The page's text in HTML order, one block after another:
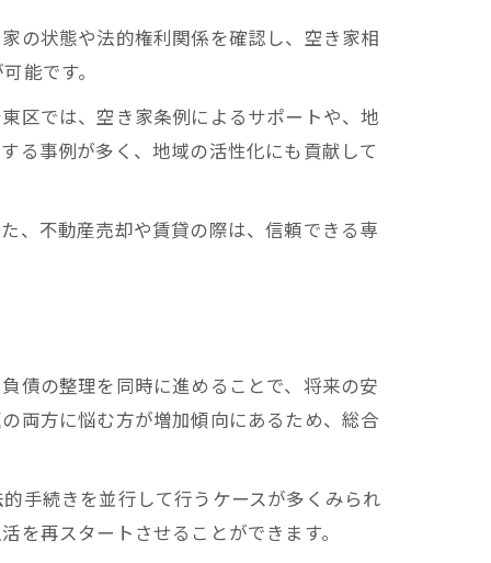
の状態や法的権利関係を確認し、空き家相
能です。
区では、空き家条例によるサポートや、地
る事例が多く、地域の活性化にも貢献して
、不動産売却や賃貸の際は、信頼できる専
債の整理を同時に進めることで、将来の安
両方に悩む方が増加傾向にあるため、総合
手続きを並行して行うケースが多くみられ
再スタートさせることができます。